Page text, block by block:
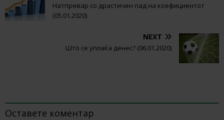
Натпревар со драстичен пад на коефициентот
(05.01.2020)
NEXT
Што се уплаќа денес? (06.01.2020)
Оставете коментар